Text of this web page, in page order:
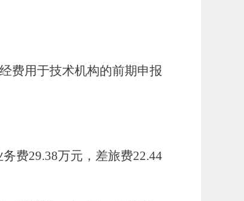
费用于技术机构的前期申报
费29.38万元，差旅费22.44